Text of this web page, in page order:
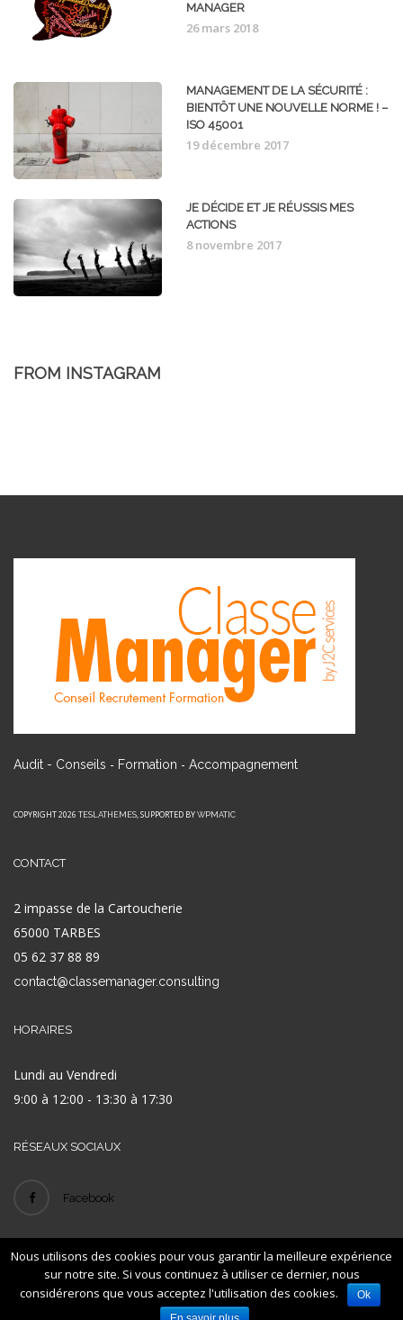
MANAGER
26 mars 2018
MANAGEMENT DE LA SÉCURITÉ :
BIENTÔT UNE NOUVELLE NORME ! –
ISO 45001
19 décembre 2017
JE DÉCIDE ET JE RÉUSSIS MES
ACTIONS
8 novembre 2017
FROM INSTAGRAM
Audit - Conseils - Formation - Accompagnement
COPYRIGHT 2026 TESLATHEMES, SUPPORTED BY WPMATIC
CONTACT
2 impasse de la Cartoucherie
65000 TARBES
05 62 37 88 89
contact@classemanager.consulting
HORAIRES
Lundi au Vendredi
9:00 à 12:00 - 13:30 à 17:30
RÉSEAUX SOCIAUX
Facebook
© 2016 Classe Manager - IDLEXAN - Mentions légales-Plan de site
Nous utilisons des cookies pour vous garantir la meilleure expérience
sur notre site. Si vous continuez à utiliser ce dernier, nous
considérerons que vous acceptez l'utilisation des cookies.
Ok